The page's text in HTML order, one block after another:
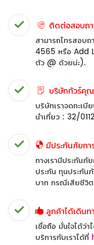
ติดต่อสอบถ
สามารถโทรสอ
4565 หรือ Add
ตัว @ ด้วยน่ะ).
บริษัททัวร์คุ
บริษัทเราจดทะเ
นำเที่ยว : 32/
มีประกันภัยกา
ทางเรามีประกันภั
ประกัน ทุนประกั
บาท กรณีเสียชีวิ
ลูกค้าได้เดิน
เชื่อถือ มั่นใจได้ว่
บริการกับเราได้ที่